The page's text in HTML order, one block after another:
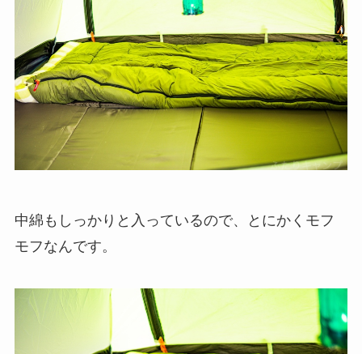
中綿もしっかりと入っているので、とにかくモフ
モフなんです。